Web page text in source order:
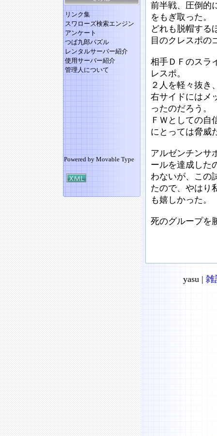
リンク集
スワローズ検索エンジン
アンケート
つば九郎パズル
レンタルサーバー紹介
使用サーバー紹介
管理人について
Powered by Movable Type
前半戦、圧倒的
をもぎ取った。
どれも脱帽する
目のクレスポの
相手ＤＦのスラ
レスポ。
２人を軽々抜き
右サイドにはメ
ったのだろう。
ＦＷとしての自
にとっては脅威
アルゼンチンサ
ールを達成した
わないが、この
たので、やはり
も嬉しかった。
死のグループを
yasu | 雑